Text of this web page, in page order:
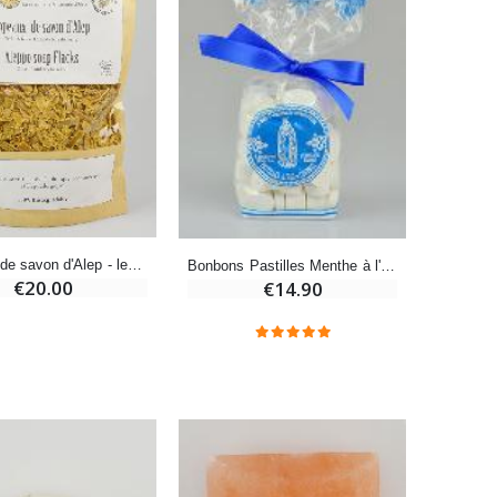
-10%
€5.50
Copeaux de savon d'Alep - lessive écologique 500 g
€20.00
Bonbons Pastilles Menthe à l'Eau de Lourdes - 200g
€14.90